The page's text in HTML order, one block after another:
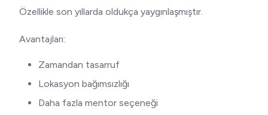
Özellikle son yıllarda oldukça yaygınlaşmıştır.
Avantajları:
Zamandan tasarruf
Lokasyon bağımsızlığı
Daha fazla mentor seçeneği